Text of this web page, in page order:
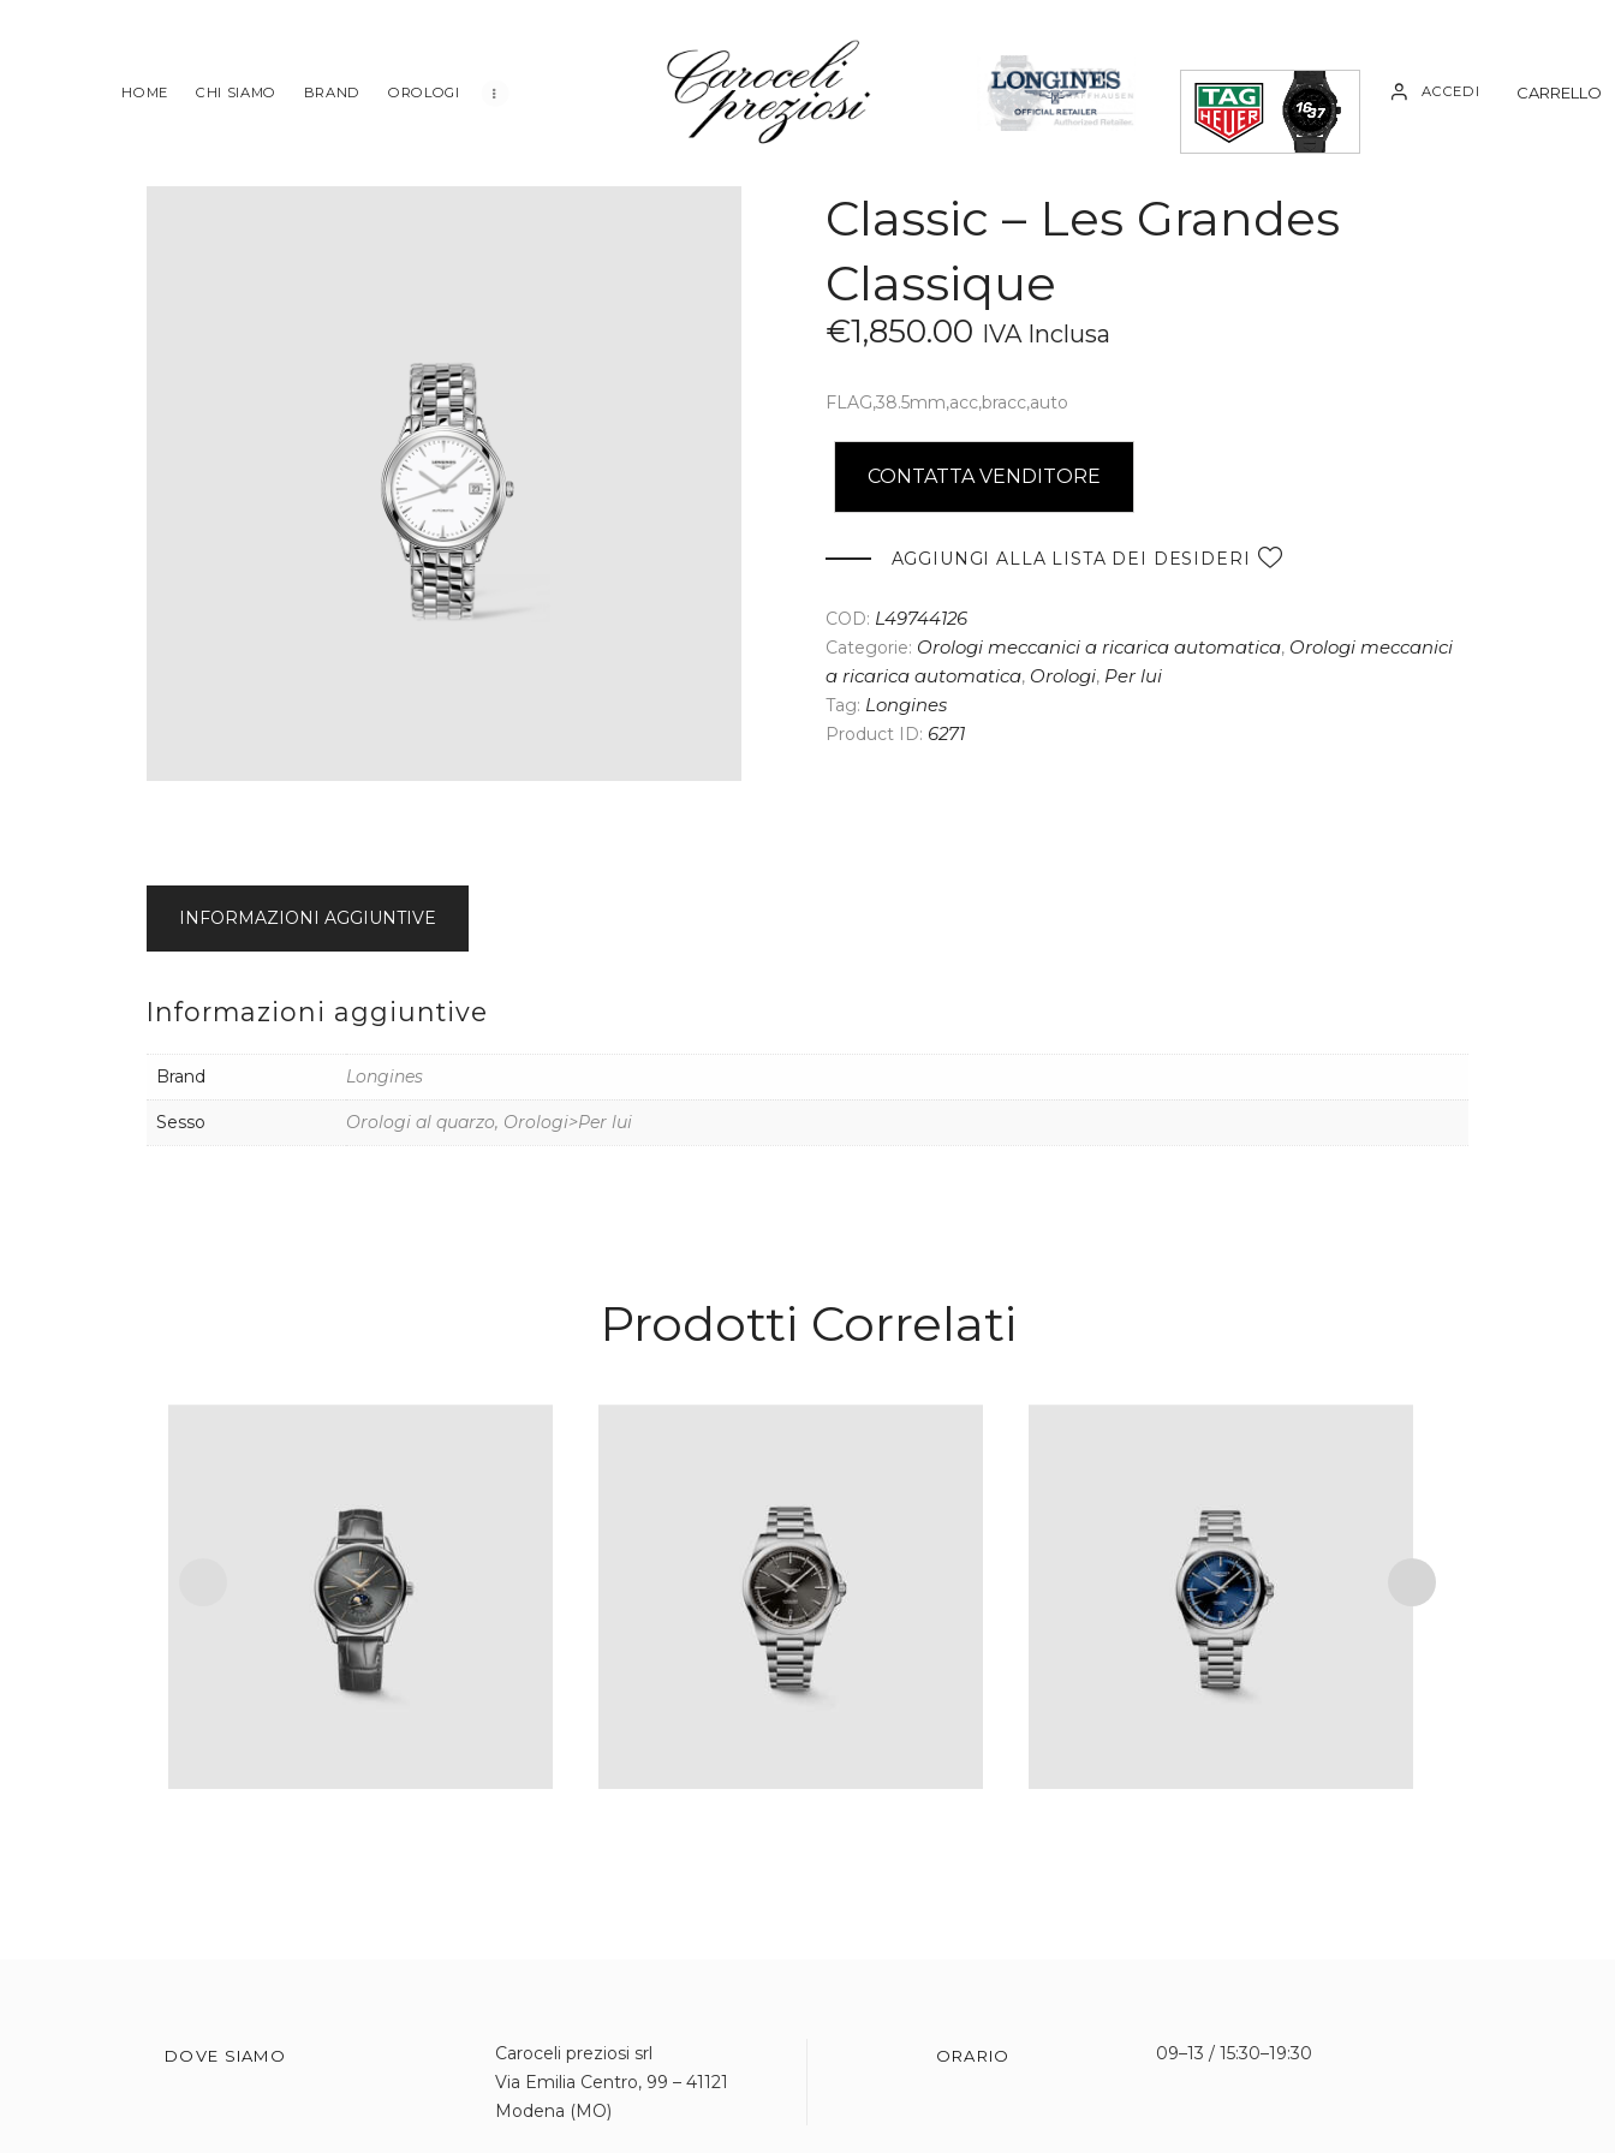
HOME CHI SIAMO BRAND OROLOGI ACCEDI CARRELLO
CHI SIAMO
BRAND
GIOIELLI
CONTATTI
Classic – Les Grandes
Classique
€1,850.00 IVA Inclusa
FLAG,38.5mm,acc,bracc,auto
CONTATTA VENDITORE
r
t
AGGIUNGI ALLA LISTA DEI DESIDERI
COD: L49744126
Categorie: Orologi meccanici a ricarica automatica, Orologi meccanici
a ricarica automatica, Orologi, Per lui
Tag: Longines
Product ID: 6271
INFORMAZIONI AGGIUNTIVE
Informazioni aggiuntive
Brand Longines
Sesso Orologi al quarzo, Orologi>Per lui
Prodotti Correlati
LONGINES FLAGSHIP HERITAGE
MOONPHASE
3,450.00 IVA Inclusa
LONGINES CONQUEST
2,350. 00 IVA Inclusa
LONGINES CONQUEST
2,350.00 IVA Inclusa
DOVE SIAMO
Caroceli preziosi srl
Via Emilia Centro, 99 – 41121
Modena (MO)
ORARIO 09–13 / 15:30–19:30